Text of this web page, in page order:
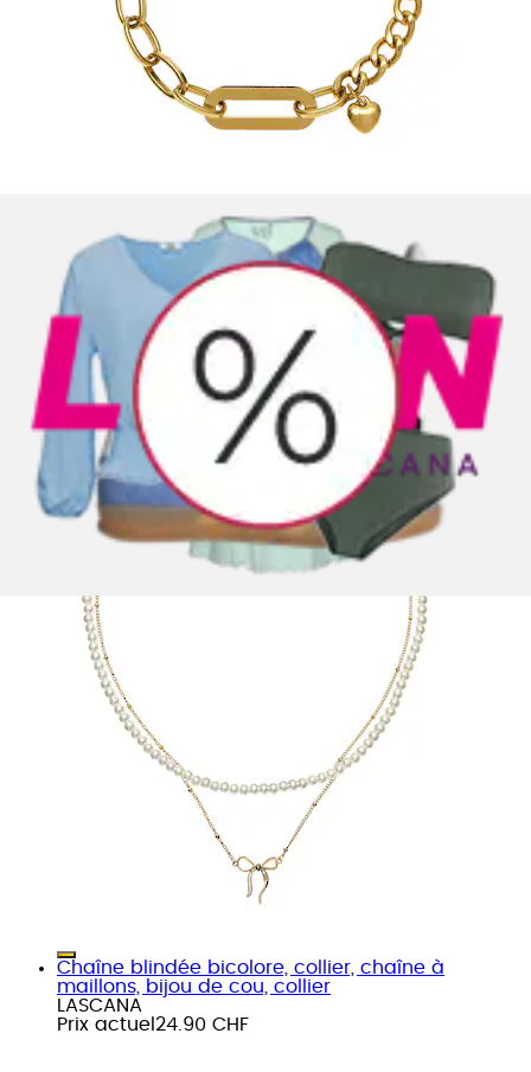
Parure de bijoux »Edelstahlketten Set«
(Ensemble, Perles d'eau douce artificielles, 2...
LASCANA
Prix actuel
19.90 CHF
Chaîne blindée bicolore, collier, chaîne à
maillons, bijou de cou, collier
LASCANA
Prix actuel 24.90 CHF